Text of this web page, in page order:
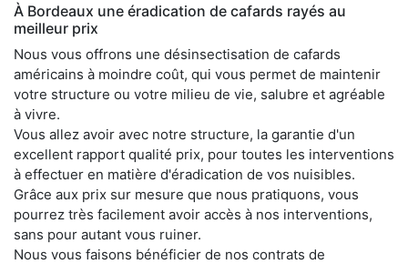
À Bordeaux une éradication de cafards rayés au
meilleur prix
Nous vous offrons une désinsectisation de cafards
américains à moindre coût, qui vous permet de maintenir
votre structure ou votre milieu de vie, salubre et agréable
à vivre.
Vous allez avoir avec notre structure, la garantie d'un
excellent rapport qualité prix, pour toutes les interventions
à effectuer en matière d'éradication de vos nuisibles.
Grâce aux prix sur mesure que nous pratiquons, vous
pourrez très facilement avoir accès à nos interventions,
sans pour autant vous ruiner.
Nous vous faisons bénéficier de nos contrats de